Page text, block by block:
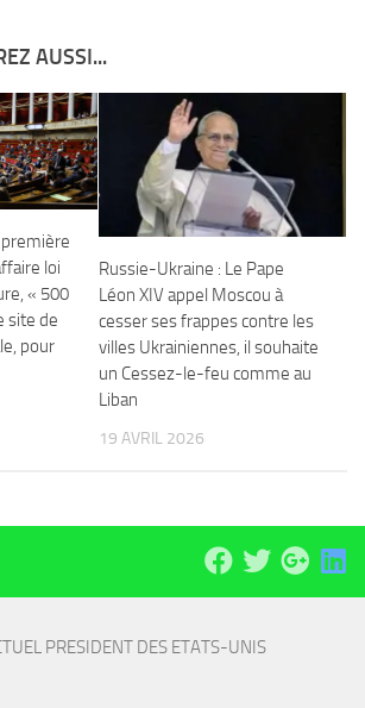
AUSSI...
première
loi
« 500
site de
pour
Russie-Ukraine : Le Pape
Léon XIV appel Moscou à
cesser ses frappes contre les
villes Ukrainiennes, il souhaite
un Cessez-le-feu comme au
Liban
19 AVRIL 2026
PRESIDENT DES ETATS-UNIS